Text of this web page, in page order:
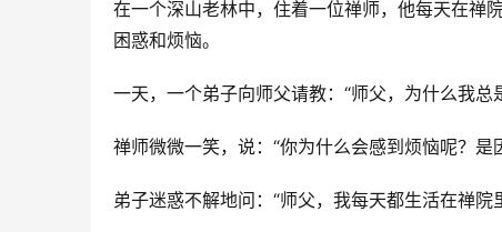
在一个深山老林中，住着一位禅师，他每天在禅
困惑和烦恼。
一天，一个弟子向师父请教：“师父，为什么我总
禅师微微一笑，说：“你为什么会感到烦恼呢？是
弟子迷惑不解地问：“师父，我每天都生活在禅